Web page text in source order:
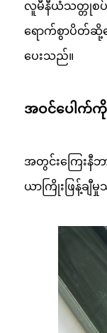
လူမီနီယံသတ္တုစ
ရောက်စွာပိတ်ဆို့
ပေးသည်။
အဝင်ပေါက်
အတွင်းကြေးနီဘာ
ယာကြိုးဖြန့်ချီ